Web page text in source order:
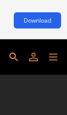
Download